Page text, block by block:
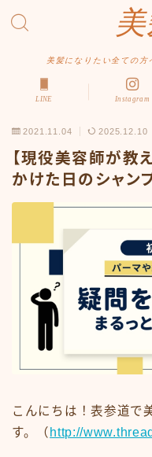
美髪になりたい全ての方
MENU
HOME
初めての方へ
メニュー・料金
アクセス・サロン情
お問い合わせ
スタイルから探す
ショート
ボブ
ミディアム
LINE Instagram
2021.11.04 2025.12.10
【現役美容師が教
かけた日のシャン
こんにちは！表参道で
す。（ http://